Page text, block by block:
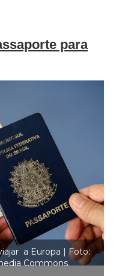
para
a Europa | Foto:
Commons.